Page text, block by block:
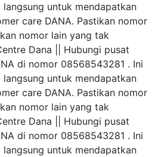
untuk mendapatkan
care DANA. Pastikan nomor
nomor lain yang tak
Dana || Hubungi pusat
di nomor 08568543281 . Ini
untuk mendapatkan
care DANA. Pastikan nomor
nomor lain yang tak
Dana || Hubungi pusat
di nomor 08568543281 . Ini
untuk mendapatkan